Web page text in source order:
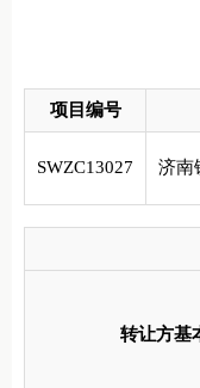
项目编号
SWZC13027 济南
转让方基